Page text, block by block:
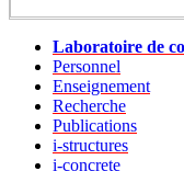
Laboratoire de
Personnel
Enseignement
Recherche
Publications
i-structures
i-concrete